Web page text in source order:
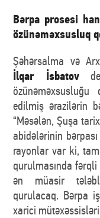
Bərpa prosesi
özünəməxsusluq
Şəhərsalma və
İlqar İsbatov
edilmiş ərazilərin
“Məsələn, Şuşa
abidələrinin
rayonlar var ki,
qurulmasında
ən müasir
qurulacaq. Bərpa
xarici